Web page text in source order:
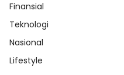
Finansial
Teknologi
Nasional
Lifestyle